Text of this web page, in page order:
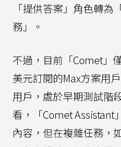
「提供答案」角色轉為
務」。
不過，目前「Comet」
美元訂閱的Max方案用
用戶，處於早期測試階
看，「Comet Assistant
內容，但在複雜任務，